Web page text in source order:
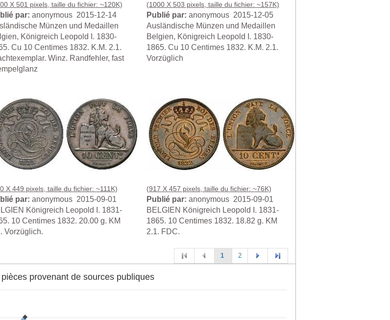
X 501 pixels, taille du fichier: ~120K)
par: anonymous 2015-12-14
Münzen und Medaillen
Königreich Leopold I. 1830-
Cu 10 Centimes 1832. K.M. 2.1.
Winz. Randfehler, fast
(1000 X 503 pixels, taille du fichier: ~157K)
Publié par: anonymous 2015-12-05
Ausländische Münzen und Medaillen
Belgien, Königreich Leopold I. 1830-
1865. Cu 10 Centimes 1832. K.M. 2.1.
Vorzüglich
X 449 pixels, taille du fichier: ~111K)
par: anonymous 2015-09-01
Königreich Leopold I. 1831-
10 Centimes 1832. 20.00 g. KM
Vorzüglich.
(917 X 457 pixels, taille du fichier: ~76K)
Publié par: anonymous 2015-09-01
BELGIEN Königreich Leopold I. 1831-
1865. 10 Centimes 1832. 18.82 g. KM
2.1. FDC.
1 2